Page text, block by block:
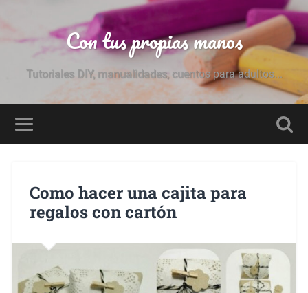
Con tus propias manos
Tutoriales DIY, manualidades, cuentos para adultos...
Como hacer una cajita para
regalos con cartón